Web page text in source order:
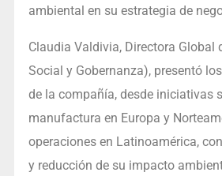
ambiental en su estrategia de
Claudia Valdivia, Directora Global
Social y Gobernanza), presentó
de la compañía, desde iniciativas
manufactura en Europa y
operaciones en Latinoamérica,
y reducción de su impacto